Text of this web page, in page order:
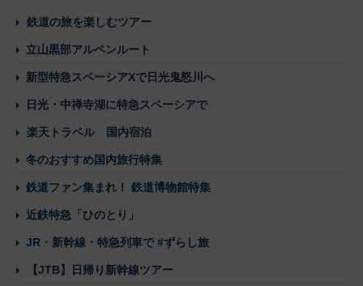
鉄道の旅を楽しむツアー
立山黒部アルペンルート
新型特急スペーシアXで日光鬼怒川へ
日光・中禅寺湖に特急スペーシアで
楽天トラベル 国内宿泊
冬のおすすめ国内旅行特集
鉄道ファン集まれ！ 鉄道博物館特集
近鉄特急「ひのとり」
JR・新幹線・特急列車で #ずらし旅
【JTB】日帰り新幹線ツアー